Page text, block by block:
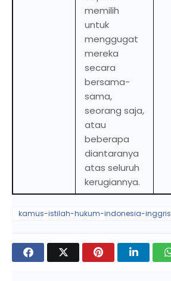
memilih
untuk
menggugat
mereka
secara
bersama-
sama,
seorang saja,
atau
beberapa
diantaranya
atas seluruh
kerugiannya.
kamus-istilah-hukum-indonesia-inggris